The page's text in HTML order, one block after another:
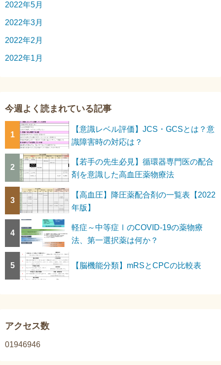
2022年5月
2022年3月
2022年2月
2022年1月
今週よく読まれている記事
1
【意識レベル評価】JCS・GCSとは？意
識障害時の対応は？
2
【若手の先生必見】循環器専門医の配合
剤を意識した高血圧薬物療法
3
【高血圧】降圧薬配合剤の一覧表【2022
年版】
4
軽症～中等症ⅠのCOVID-19の薬物療
法、第一選択薬は何か？
5 【脳機能分類】mRSとCPCの比較表
アクセス数
1946946